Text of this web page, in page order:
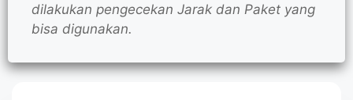
dilakukan pengecekan Jarak dan Paket yang
bisa digunakan.